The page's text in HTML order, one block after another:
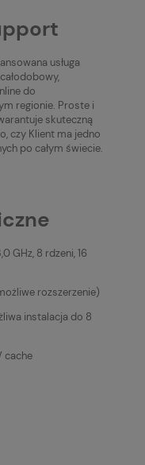
usługa
do
regionie. Proste i
skuteczną
czy Klient ma jedno
po całym świecie.
GHz, 8 rdzeni, 16
rozszerzenie)
instalacja do 8
cache